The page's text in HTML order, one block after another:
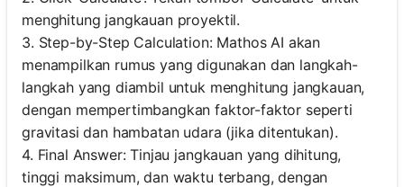
menghitung jangkauan proyektil.
3. Step-by-Step Calculation: Mathos AI akan
menampilkan rumus yang digunakan dan langkah-
langkah yang diambil untuk menghitung jangkauan,
dengan mempertimbangkan faktor-faktor seperti
gravitasi dan hambatan udara (jika ditentukan).
4. Final Answer: Tinjau jangkauan yang dihitung,
tinggi maksimum, dan waktu terbang, dengan